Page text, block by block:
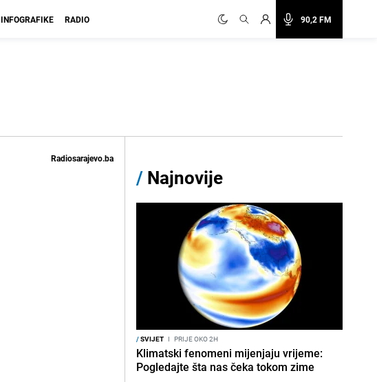
90,2 FM
INFOGRAFIKE RADIO
Radiosarajevo.ba
/ Najnovije
/SVIJET I PRIJE OKO 2H
Klimatski fenomeni mijenjaju vrijeme:
Pogledajte šta nas čeka tokom zime